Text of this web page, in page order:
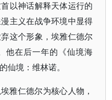
以神话解释天体运行的
主义在战争环境中显得
这个形象，埃雅仁德尔
他在后一年的《仙境海
仙境：维林诺。
雅仁德尔为核心人物，